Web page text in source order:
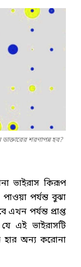
শরণাপন্ন হব?
ভাইরাস কিরূপ
পর্যন্ত বুঝা
পর্যন্ত প্রাপ্ত
এই ভাইরাসটি
হার অন্য করোনা